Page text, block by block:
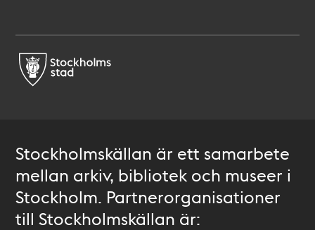
Stockholmskällan är ett samarbete
mellan arkiv, bibliotek och museer i
Stockholm. Partnerorganisationer
till Stockholmskällan är: